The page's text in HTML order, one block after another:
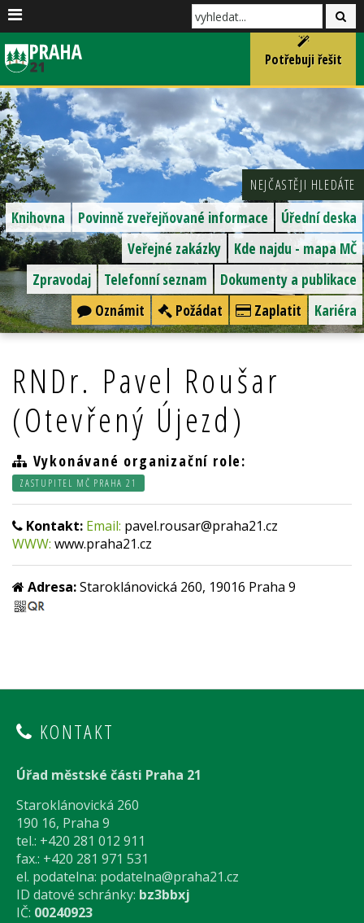
Potřebuji řešit
NEJČASTĚJI HLEDÁTE
Úřední deska
Povinně zveřejňované informace
Knihovna
Kde najdu - mapa MČ
Veřejné zakázky
Dokumenty a publikace
Telefonní seznam
Zpravodaj
Kariéra
Zaplatit
Požádat
Oznámit
RNDr. Pavel Roušar
(Otevřený Újezd)
Vykonávané organizační role:
ZASTUPITEL MČ PRAHA 21
Kontakt: Email: pavel.rousar@praha21.cz
WWW: www.praha21.cz
Adresa:Staroklánovická 260, 19016 Praha 9
KONTAKT
Úřad městské části Praha 21
Staroklánovická 260
190 16, Praha 9
tel.: +420 281 012 911
fax.: +420 281 971 531
el. podatelna: podatelna@praha21.cz
ID datové schránky: bz3bbxj
IČ: 00240923